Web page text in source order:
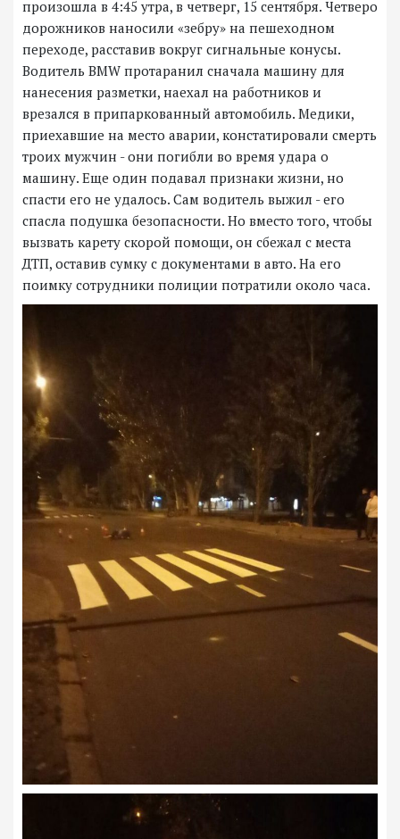
произошла в 4:45 утра, в четверг, 15 сентября. Четверо
дорожников наносили «зебру» на пешеходном
переходе, расставив вокруг сигнальные конусы.
Водитель BMW протаранил сначала машину для
нанесения разметки, наехал на работников и
врезался в припаркованный автомобиль. Медики,
приехавшие на место аварии, констатировали смерть
троих мужчин - они погибли во время удара о
машину. Еще один подавал признаки жизни, но
спасти его не удалось. Сам водитель выжил - его
спасла подушка безопасности. Но вместо того, чтобы
вызвать карету скорой помощи, он сбежал с места
ДТП, оставив сумку с документами в авто. На его
поимку сотрудники полиции потратили около часа.